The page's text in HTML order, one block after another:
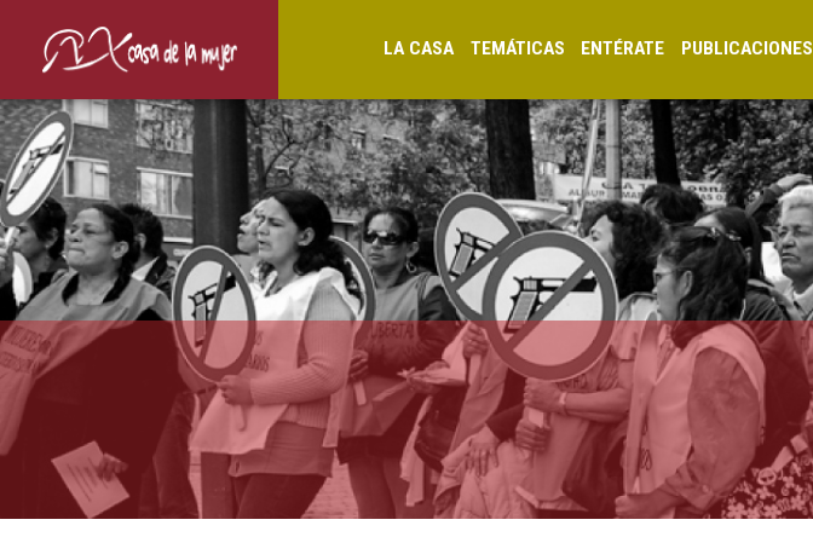
LA CASA TEMÁTICAS ENTÉRATE PUBLICACIONES